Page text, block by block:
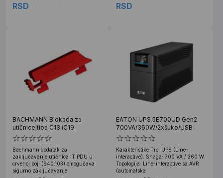
RSD RSD
BACHMANN Blokada za
utičnice tipa C13 iC19
Bachmann dodatak za
zaključavanje utičnica IT PDU u
crvenoj boji (940.103) omogućava
sigurno zaključavanje
EATON UPS 5E700UD Gen2
700VA/360W/2xšuko/USB
Karakteristike Tip: UPS (Line-
interactive). Snaga: 700 VA / 360 W.
Topologija: Line-interactive sa AVR
(automatska